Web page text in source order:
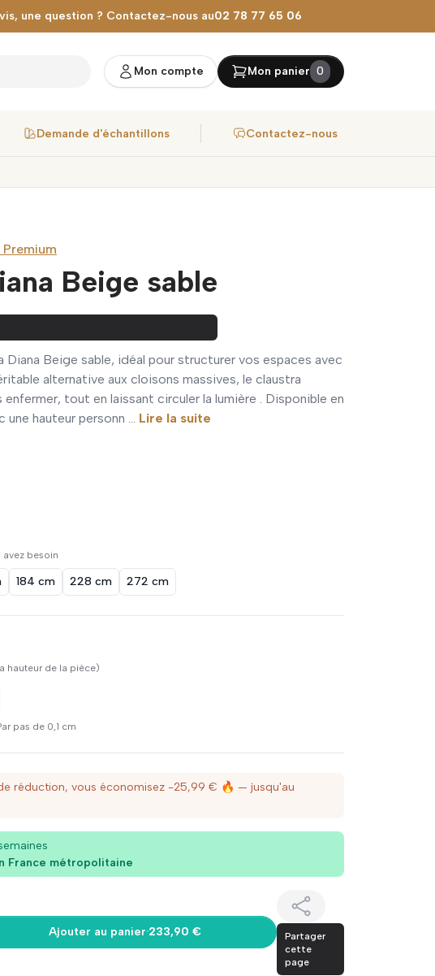
une question ? Contactez-nous au02 78 77 65 06
Mon compte Mon panier 0
Demande d'échantillons Contactez-nous
Beige sable
Diana Beige sable, idéal pour structurer vos espaces avec
alternative aux cloisons massives, le claustra
tout en laissant circuler la lumière . Disponible en
hauteur personn ... Lire la suite
besoin
184 cm 228 cm 272 cm
hauteur de la pièce)
pas de 0,1 cm
réduction, vous économisez -25,99 € 🔥 — jusqu'au
France métropolitaine
Ajouter au panier·233,90 €
Partager
cette
page